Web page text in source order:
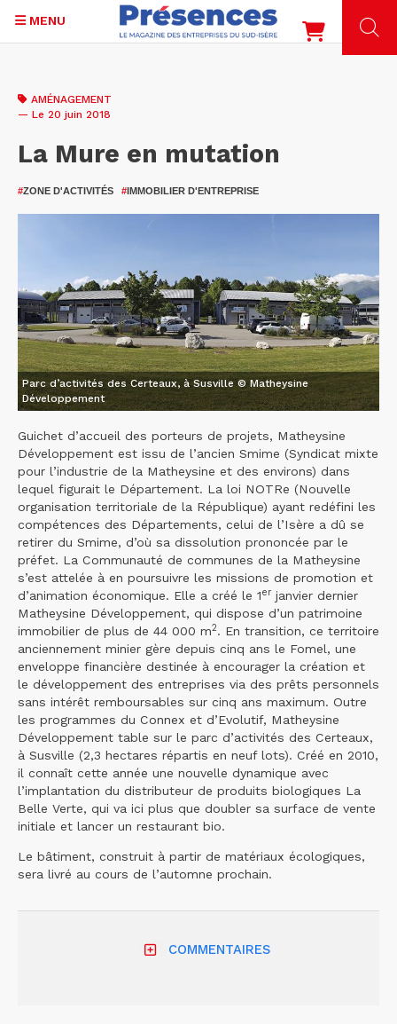
contenu
MENU
AMÉNAGEMENT
— Le 20 juin 2018
La Mure en mutation
#ZONE D'ACTIVITÉS #IMMOBILIER D'ENTREPRISE
Parc d’activités des Certeaux, à Susville © Matheysine
Développement
Guichet d’accueil des porteurs de projets, Matheysine
Développement est issu de l’ancien Smime (Syndicat mixte
pour l’industrie de la Matheysine et des environs) dans
lequel figurait le Département. La loi NOTRe (Nouvelle
organisation territoriale de la République) ayant redéfini les
compétences des Départements, celui de l’Isère a dû se
retirer du Smime, d’où sa dissolution prononcée par le
préfet. La Communauté de communes de la Matheysine
s’est attelée à en poursuivre les missions de promotion et
d’animation économique. Elle a créé le 1er janvier dernier
Matheysine Développement, qui dispose d’un patrimoine
immobilier de plus de 44 000 m2. En transition, ce territoire
anciennement minier gère depuis cinq ans le Fomel, une
enveloppe financière destinée à encourager la création et
le développement des entreprises via des prêts personnels
sans intérêt remboursables sur cinq ans maximum. Outre
les programmes du Connex et d’Evolutif, Matheysine
Développement table sur le parc d’activités des Certeaux,
à Susville (2,3 hectares répartis en neuf lots). Créé en 2010,
il connaît cette année une nouvelle dynamique avec
l’implantation du distributeur de produits biologiques La
Belle Verte, qui va ici plus que doubler sa surface de vente
initiale et lancer un restaurant bio.
Le bâtiment, construit à partir de matériaux écologiques,
sera livré au cours de l’automne prochain.
COMMENTAIRES